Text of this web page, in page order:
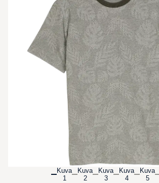
Avaa tuotekuva suurennettuna
Kuva
1
Kuva
2
Kuva
3
Kuva
4
Kuva
5